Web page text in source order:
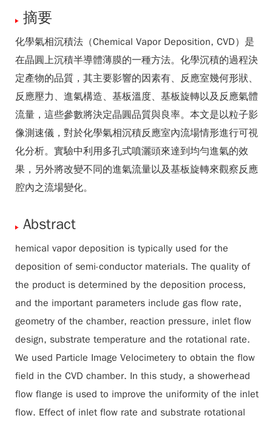
摘要
化學氣相沉積法（Chemical Vapor Deposition, CVD）是
在晶圓上沉積半導體薄膜的一種方法。化學沉積的過程決
定產物的品質，其主要影響的因素有、反應室幾何形狀、
反應壓力、進氣構造、基板溫度、基板旋轉以及反應氣體
流量，這些參數將決定晶圓品質與良率。本文是以粒子影
像測速儀，對於化學氣相沉積反應室內流場情形進行可視
化分析。實驗中利用多孔式噴灑頭來達到均勻進氣的效
果，另外將改變不同的進氣流量以及基板旋轉來觀察反應
腔內之流場變化。
Abstract
hemical vapor deposition is typically used for the
deposition of semi-conductor materials. The quality of
the product is determined by the deposition process,
and the important parameters include gas flow rate,
geometry of the chamber, reaction pressure, inlet flow
design, substrate temperature and the rotational rate.
We used Particle Image Velocimetery to obtain the flow
field in the CVD chamber. In this study, a showerhead
flow flange is used to improve the uniformity of the inlet
flow. Effect of inlet flow rate and substrate rotational